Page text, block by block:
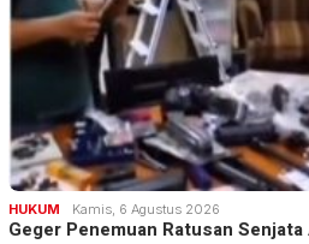
HUKUM Kamis, 6 Agustus 2026
Geger Penemuan Ratusan